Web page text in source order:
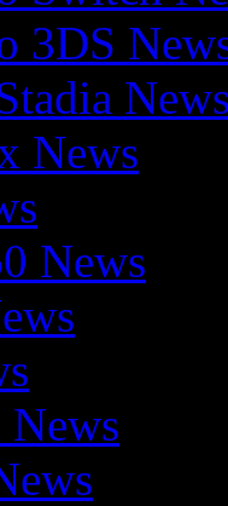
3DS
News
News